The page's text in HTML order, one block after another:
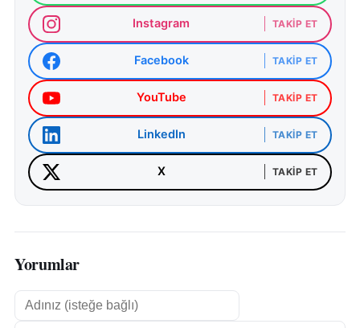
Instagram TAKIP ET
Facebook TAKIP ET
YouTube TAKIP ET
LinkedIn TAKIP ET
X TAKIP ET
Yorumlar